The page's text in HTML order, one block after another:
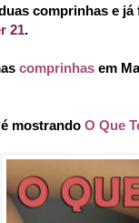
comprinhas e
21.
comprinhas em
mostrando O Que